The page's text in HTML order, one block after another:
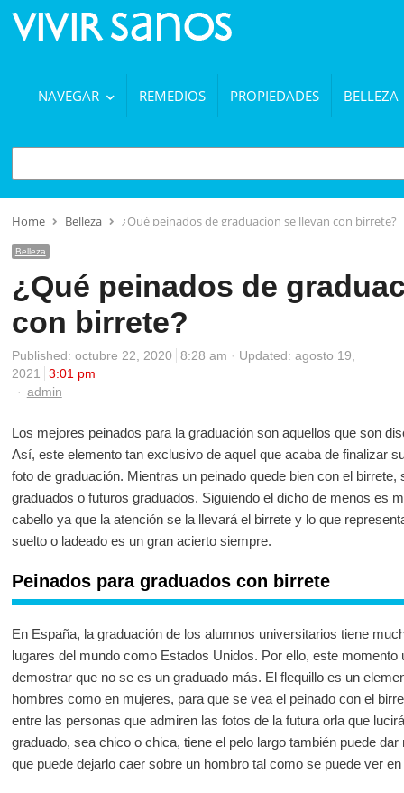
NAVEGAR REMEDIOS PROPIEDADES BELLEZA
BUSCAR
Home Belleza ¿Qué peinados de graduacion se llevan con birrete?
Belleza
¿Qué peinados de
con birrete?
Published: octubre 22, 2020 8:28 am
Updated: agosto 19,
2021
3:01 pm
Author
admin
Los mejores peinados para la graduación son aquellos que son
Así, este elemento tan exclusivo de aquel que acaba de finalizar
foto de graduación. Mientras un peinado quede bien con el
graduados o futuros graduados. Siguiendo el dicho de menos es
cabello ya que la atención se la llevará el birrete y lo que
suelto o ladeado es un gran acierto siempre.
Peinados para graduados con birrete
En España, la graduación de los alumnos universitarios tiene
lugares del mundo como Estados Unidos. Por ello, este momento
demostrar que no se es un graduado más. El flequillo es un
hombres como en mujeres, para que se vea el peinado con el
entre las personas que admiren las fotos de la futura orla que
graduado, sea chico o chica, tiene el pelo largo también puede
que puede dejarlo caer sobre un hombro tal como se puede ver